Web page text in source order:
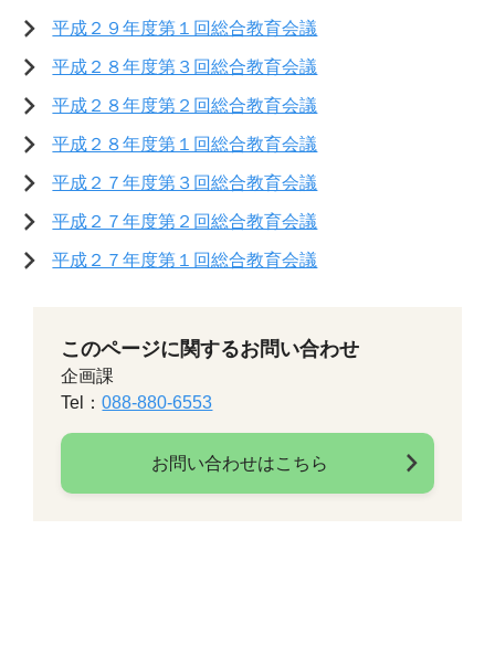
平成２９年度第１回総合教育会議
平成２８年度第３回総合教育会議
平成２８年度第２回総合教育会議
平成２８年度第１回総合教育会議
平成２７年度第３回総合教育会議
平成２７年度第２回総合教育会議
平成２７年度第１回総合教育会議
このページに関するお問い合わせ
企画課
Tel：088-880-6553
お問い合わせはこちら